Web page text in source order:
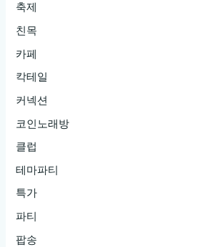
축제
친목
카페
칵테일
커넥션
코인노래방
클럽
테마파티
특가
파티
팝송